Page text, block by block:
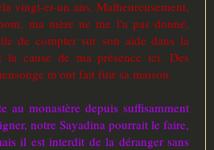
vingt-et-un ans. Malheureusement,
ma mère ne me l'a pas donné,
de compter sur son aide dans la
la cause de ma présence ici. Des
m'ont fait fuir sa maison.
au monastère depuis suffisamment
notre Sayadina pourrait le faire,
il est interdit de la déranger sans